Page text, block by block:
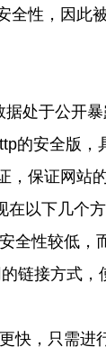
全性，因此
处于公开
的安全版，
，保证网站的
在以下几个方
全性较低，
链接方式，
快，只需进